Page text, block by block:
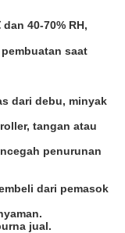
40-70% RH,
saat
dari debu, minyak
tangan atau
penurunan
dari pemasok
jual.